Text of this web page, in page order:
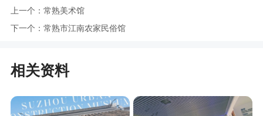
上一个： 常熟美术馆
下一个： 常熟市江南农家民俗馆
相关资料